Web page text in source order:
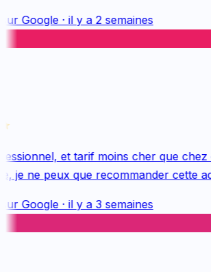
Google· il y a 2 semaines
et tarif moins cher que chez
je ne peux que recommander cette
Google· il y a 3 semaines